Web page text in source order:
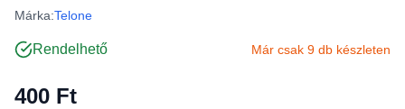
Márka:Telone
Rendelhető Már csak 9 db készleten
400 Ft